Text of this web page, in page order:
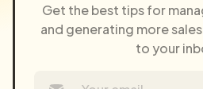
Get the best tips for
and generating more
to your